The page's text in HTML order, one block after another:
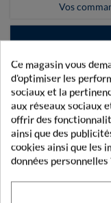
Vos
Inscrivez-vous
et recevez
Ce magasin vous
d'optimiser les
sociaux et la
aux réseaux sociaux
offrir des
ainsi que des
cookies ainsi que les
données personnelles